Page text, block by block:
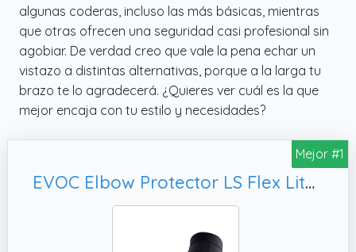
algunas coderas, incluso las más básicas, mientras
que otras ofrecen una seguridad casi profesional sin
agobiar. De verdad creo que vale la pena echar un
vistazo a distintas alternativas, porque a la larga tu
brazo te lo agradecerá. ¿Quieres ver cuál es la que
mejor encaja con tu estilo y necesidades?
Mejor #1
EVOC Elbow Protector LS Flex Lite, Negro